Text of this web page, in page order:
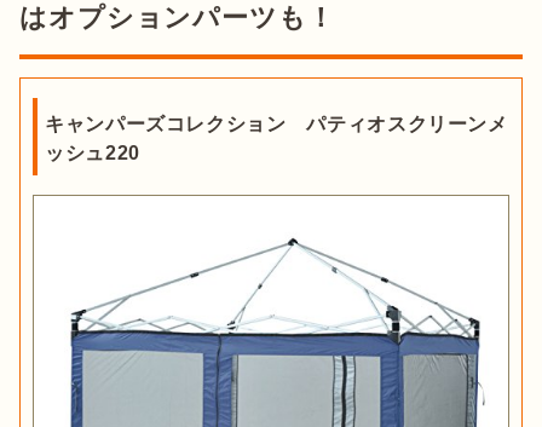
はオプションパーツも！
キャンパーズコレクション パティオスクリーンメ
ッシュ220